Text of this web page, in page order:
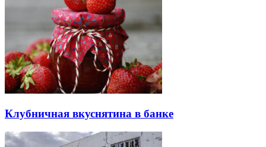
Клубничная вкуснятина в банке